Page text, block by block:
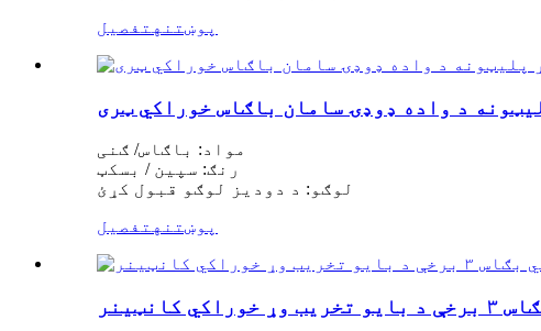
پوښتنه تفصیل
د واده ډوډۍ سامان باګاس خوراکي ټری
مواد: باګاس/ ګنی
رنګ: سپین / بسکټ
لوګو: د دودیز لوګو قبول کړئ
پوښتنه تفصیل
کانټینر